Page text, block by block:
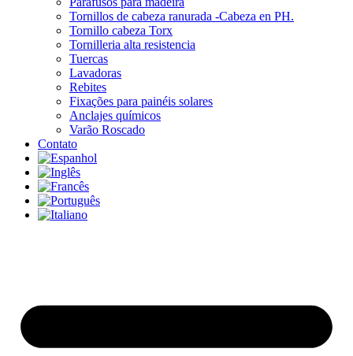
Tornillos de cabeza ranurada -Cabeza en PH.
Tornillo cabeza Torx
Tornilleria alta resistencia
Tuercas
Lavadoras
Rebites
Fixações para painéis solares
Anclajes químicos
Varão Roscado
Contato